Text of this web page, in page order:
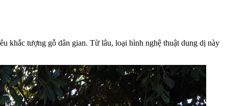
khắc tượng gỗ dân gian. Từ lâu, loại hình nghệ thuật dung dị này